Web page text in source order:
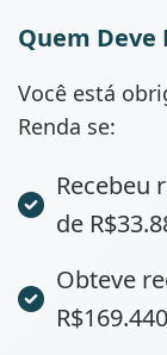
Quem Deve
Você está
Renda se:
Recebeu
de
Obteve